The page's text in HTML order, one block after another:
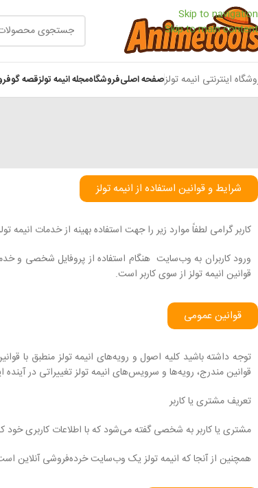
Skip to navigation
Skip to main content
اینترنتی انیمه تولزصفحه اصلیفروشگاهمجله انیمه تولزقصه گو
شرایط و قوانین استفاده از انیمه تولز
کاربر گرامی لطفاً موارد زیر را جهت استفاده بهینه از خدمات انیمه
ورود کاربران به وب‏‌سایت هنگام استفاده از پروفایل شخصی و
قوانین انیمه تولز از سوی کاربر است.
قوانین عمومی
توجه داشته باشید کلیه اصول و رویه‏‌های انیمه تولز منطبق با
قوانین مندرج، رویه‏‌ها و سرویس‏‌های انیمه تولز تغییراتی در
تعریف مشتری یا کاربر
مشتری یا کاربر به شخصی گفته می‌شود که با اطلاعات کاربری خود
همچنین از آنجا که انیمه تولز یک وب‌سایت خرده‌فروشی آنلاین